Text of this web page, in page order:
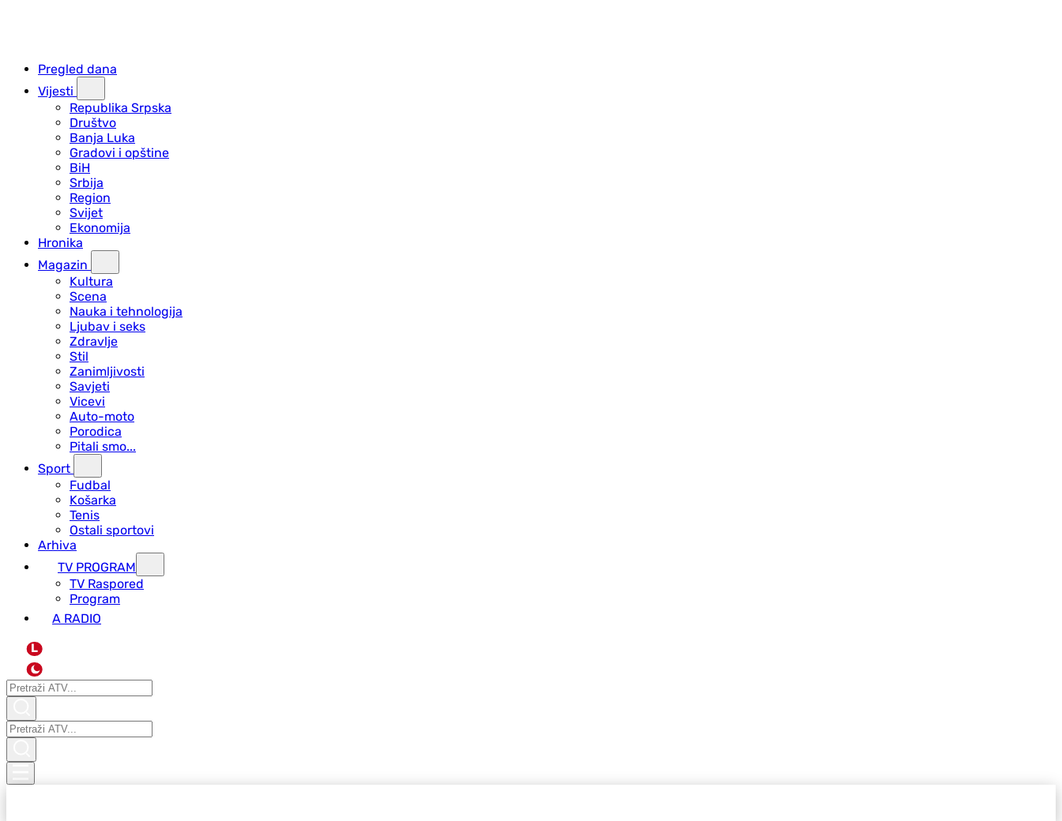
Pregled dana
Vijesti
Republika Srpska
Društvo
Banja Luka
Gradovi i opštine
BiH
Srbija
Region
Svijet
Ekonomija
Hronika
Magazin
Kultura
Scena
Nauka i tehnologija
Ljubav i seks
Zdravlje
Stil
Zanimljivosti
Savjeti
Vicevi
Auto-moto
Porodica
Pitali smo...
Sport
Fudbal
Košarka
Tenis
Ostali sportovi
Arhiva
TV PROGRAM
ТV Raspored
Program
A RADIO
L